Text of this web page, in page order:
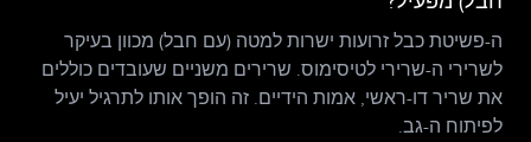
ה-פשיטת כבל זרועות ישרות למטה (עם חבל) מכוון בעיקר
לשרירי ה-שרירי לטיסימוס. שרירים משניים שעובדים כוללים
את שריר דו-ראשי, אמות הידיים. זה הופך אותו לתרגיל יעיל
לפיתוח ה-גב.